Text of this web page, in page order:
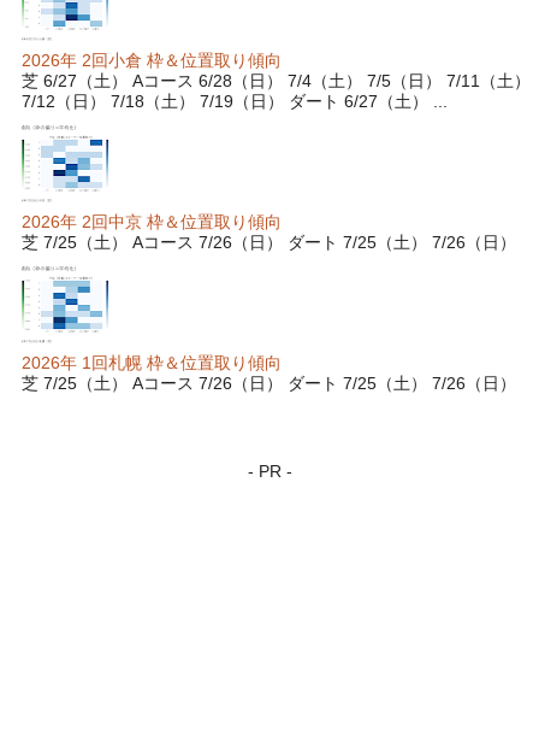
2026年 2回小倉 枠＆位置取り傾向
芝 6/27（土） Aコース 6/28（日） 7/4（土） 7/5（日） 7/11（土）
7/12（日） 7/18（土） 7/19（日） ダート 6/27（土） ...
2026年 2回中京 枠＆位置取り傾向
芝 7/25（土） Aコース 7/26（日） ダート 7/25（土） 7/26（日）
2026年 1回札幌 枠＆位置取り傾向
芝 7/25（土） Aコース 7/26（日） ダート 7/25（土） 7/26（日）
- PR -